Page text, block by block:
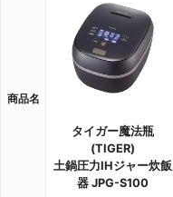
商品名
タイガー魔法瓶
(TIGER)
土鍋圧力IHジャー炊飯
器 JPG-S100